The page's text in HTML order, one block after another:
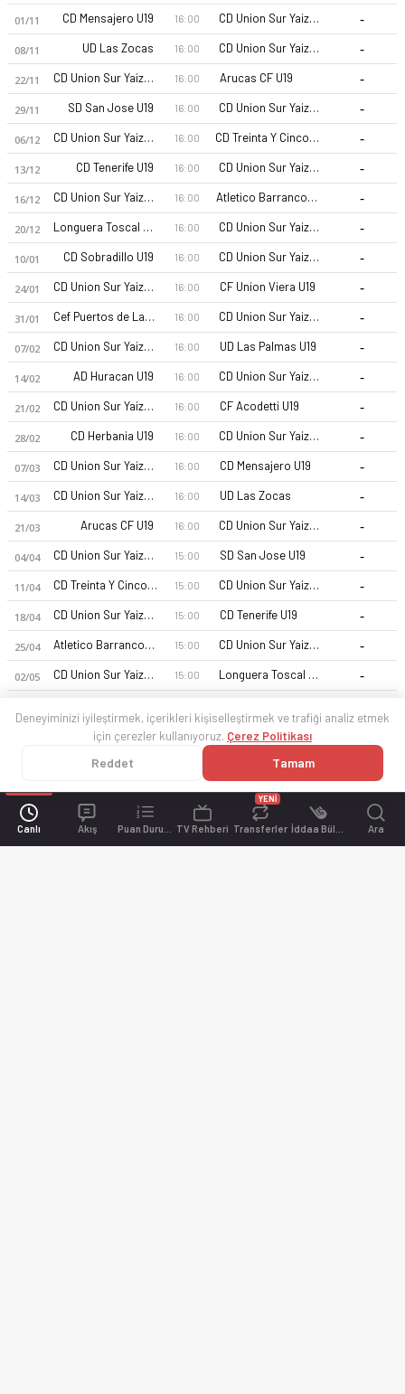
Canlı Akış TV Rehberi Transferler
YENİ
Ara
CD Union Sur Yaiza U19 26-27 sezonu | U19 Division de
01/11 CD Mensajero U19 16:00 CD Union Sur Yaiza U19 -
08/11 UD Las Zocas 16:00 CD Union Sur Yaiza U19 -
22/11 CD Union Sur Yaiza U19 16:00 Arucas CF U19 -
29/11 SD San Jose U19 16:00 CD Union Sur Yaiza U19 -
06/12 CD Union Sur Yaiza U19 16:00 CD Treinta Y Cinco Mil Seiscientos U19 -
13/12 CD Tenerife U19 16:00 CD Union Sur Yaiza U19 -
16/12 CD Union Sur Yaiza U19 16:00 Atletico Barranco Hondo U19 -
20/12 Longuera Toscal U19 16:00 CD Union Sur Yaiza U19 -
10/01 CD Sobradillo U19 16:00 CD Union Sur Yaiza U19 -
24/01 CD Union Sur Yaiza U19 16:00 CF Union Viera U19 -
31/01 Cef Puertos de Las Palmas U19 16:00 CD Union Sur Yaiza U19 -
07/02 CD Union Sur Yaiza U19 16:00 UD Las Palmas U19 -
14/02 AD Huracan U19 16:00 CD Union Sur Yaiza U19 -
21/02 CD Union Sur Yaiza U19 16:00 CF Acodetti U19 -
28/02 CD Herbania U19 16:00 CD Union Sur Yaiza U19 -
07/03 CD Union Sur Yaiza U19 16:00 CD Mensajero U19 -
14/03 CD Union Sur Yaiza U19 16:00 UD Las Zocas -
21/03 Arucas CF U19 16:00 CD Union Sur Yaiza U19 -
04/04 CD Union Sur Yaiza U19 15:00 SD San Jose U19 -
11/04 CD Treinta Y Cinco Mil Seiscientos U19 15:00 CD Union Sur Yaiza U19 -
18/04 CD Union Sur Yaiza U19 15:00 CD Tenerife U19 -
25/04 Atletico Barranco Hondo U19 15:00 CD Union Sur Yaiza U19 -
02/05 CD Union Sur Yaiza U19 15:00 Longuera Toscal U19 -
Deneyiminizi iyileştirmek, içerikleri kişiselleştirmek ve trafiği analiz etmek
için çerezler kullanıyoruz. Çerez Politikası
Reddet Tamam